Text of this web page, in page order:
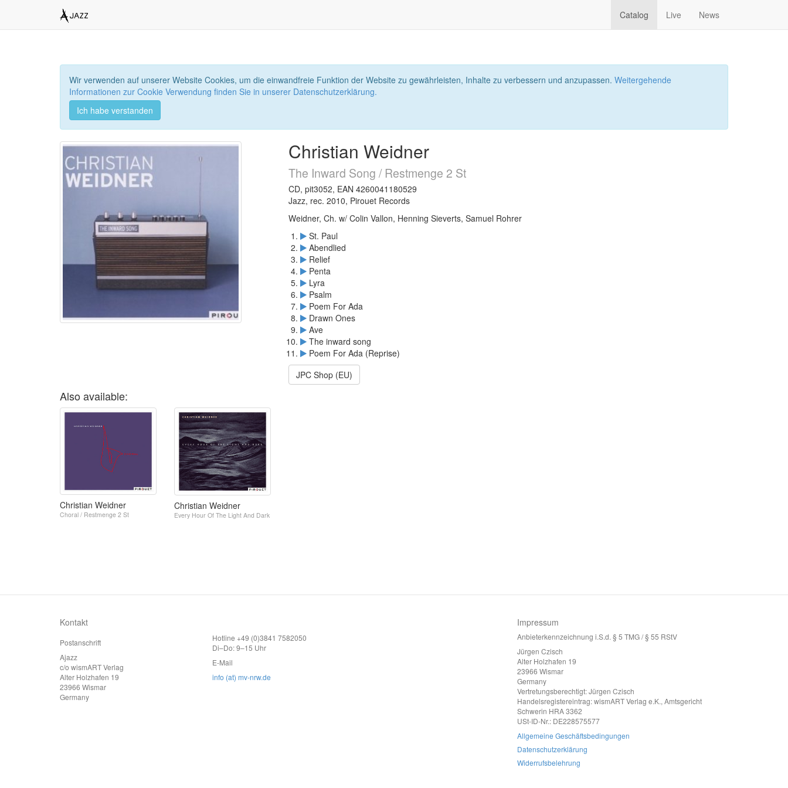
Catalog Live News
Wir verwenden auf unserer Website Cookies, um die einwandfreie Funktion der Website zu gewährleisten, Inhalte zu verbessern und anzupassen. Weitergehende
Informationen zur Cookie Verwendung finden Sie in unserer Datenschutzerklärung.
Ich habe verstanden
Christian Weidner
The Inward Song / Restmenge 2 St
CD, pit3052, EAN 4260041180529
Jazz, rec. 2010, Pirouet Records
Weidner, Ch. w/ Colin Vallon, Henning Sieverts, Samuel Rohrer
St. Paul
Abendlied
Relief
Penta
Lyra
Psalm
Poem For Ada
Drawn Ones
Ave
The inward song
Poem For Ada (Reprise)
JPC Shop (EU)
Also available:
Christian Weidner
Choral / Restmenge 2 St
Christian Weidner
Every Hour Of The Light And Dark
Kontakt
Postanschrift
Ajazz
c/o wismART Verlag
Alter Holzhafen 19
23966 Wismar
Germany
Hotline +49 (0)3841 7582050
Di–Do: 9–15 Uhr
E-Mail
info (at) mv-nrw.de
Impressum
Anbieterkennzeichnung i.S.d. § 5 TMG / § 55 RStV
Jürgen Czisch
Alter Holzhafen 19
23966 Wismar
Germany
Vertretungsberechtigt: Jürgen Czisch
Handelsregistereintrag: wismART Verlag e.K., Amtsgericht
Schwerin HRA 3362
USt-ID-Nr.: DE228575577
Allgemeine Geschäftsbedingungen
Datenschutzerklärung
Widerrufsbelehrung